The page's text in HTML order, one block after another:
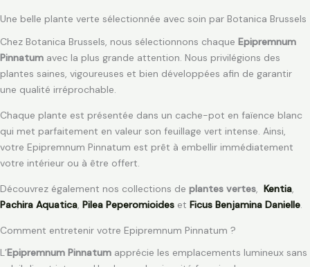
Une belle plante verte sélectionnée avec soin par Botanica Brussels
Chez Botanica Brussels, nous sélectionnons chaque Epipremnum
Pinnatum avec la plus grande attention. Nous privilégions des
plantes saines, vigoureuses et bien développées afin de garantir
une qualité irréprochable.
Chaque plante est présentée dans un cache-pot en faïence blanc
qui met parfaitement en valeur son feuillage vert intense. Ainsi,
votre Epipremnum Pinnatum est prêt à embellir immédiatement
votre intérieur ou à être offert.
Découvrez également nos collections de plantes vertes Kentia
Pachira Aquatica Pilea Peperomioides et Ficus Benjamina Danielle
Comment entretenir votre Epipremnum Pinnatum ?
L’Epipremnum Pinnatum apprécie les emplacements lumineux sans